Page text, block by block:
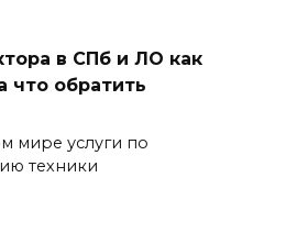
в СПб и ЛО как
что обратить
мире услуги по
техники